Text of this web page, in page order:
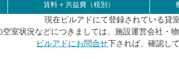
賃料 +共益費（税別）
現在ビルアドにて登録されている貸
空室状況などにつきましては、施設運営会社・
ビルアドにお問合せ下されば、確認し